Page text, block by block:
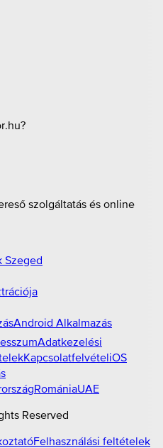
szolgáltatás és online
Szeged
Android Alkalmazás
Adatkezelési
KapcsolatfelvételiOS
RomániaUAE
Reserved
Felhasználási feltételek